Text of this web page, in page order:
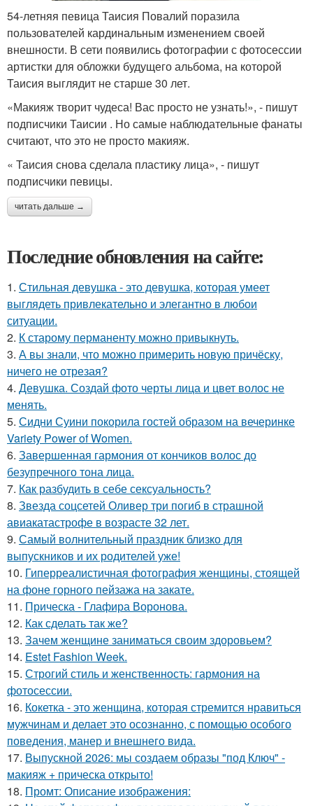
54-летняя певица Таисия Повалий поразила
пользователей кардинальным изменением своей
внешности. В сети появились фотографии с фотосессии
артистки для обложки будущего альбома, на которой
Таисия выглядит не старше 30 лет.
«Макияж творит чудеса! Вас просто не узнать!», - пишут
подписчики Таисии . Но самые наблюдательные фанаты
считают, что это не просто макияж.
« Таисия снова сделала пластику лица», - пишут
подписчики певицы.
читать дальше →
Последние обновления на сайте:
1. Стильная девушка - это девушка, которая умеет
выглядеть привлекательно и элегантно в любои
ситуации.
2. К старому перманенту можно привыкнуть.
3. А вы знали, что можно примерить новую причёску,
ничего не отрезая?
4. Девушка. Создай фото черты лица и цвет волос не
менять.
5. Сидни Суини покорила гостей образом на вечеринке
Variety Power of Women.
6. Завершенная гармония от кончиков волос до
безупречного тона лица.
7. Как разбудить в себе сексуальность?
8. Звезда соцсетей Оливер три погиб в страшной
авиакатастрофе в возрасте 32 лет.
9. Самый волнительный праздник близко для
выпускников и их родителей уже!
10. Гиперреалистичная фотография женщины, стоящей
на фоне горного пейзажа на закате.
11. Прическа - Глафира Воронова.
12. Как сделать так же?
13. Зачем женщине заниматься своим здоровьем?
14. Estet Fashion Week.
15. Строгий стиль и женственность: гармония на
фотосессии.
16. Кокетка - это женщина, которая стремится нравиться
мужчинам и делает это осознанно, с помощью особого
поведения, манер и внешнего вида.
17. Выпускной 2026: мы создаем образы "под Ключ" -
макияж + прическа открыто!
18. Промт: Описание изображения: